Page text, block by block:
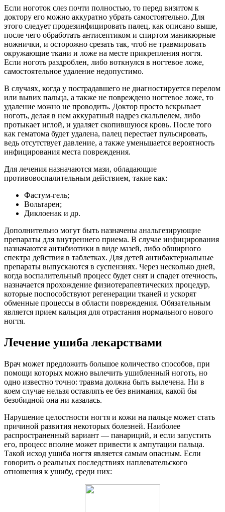
Если ноготок слез почти полностью, то перед визитом к
доктору его можно аккуратно убрать самостоятельно. Для
этого следует продезинфицировать палец, как описано выше,
после чего обработать антисептиком и спиртом маникюрные
ножнички, и осторожно срезать так, чтоб не травмировать
окружающие ткани и ложе на месте прикрепления ногтя.
Если ноготь раздроблен, либо воткнулся в ногтевое ложе,
самостоятельное удаление недопустимо.
В случаях, когда у пострадавшего не диагностируется перелом
или вывих пальца, а также не повреждено ногтевое ложе, то
удаление можно не проводить. Доктор просто вскрывает
ноготь, делая в нем аккуратный надрез скальпелем, либо
протыкает иглой, и удаляет скопившуюся кровь. После того
как гематома будет удалена, палец перестает пульсировать,
ведь отсутствует давление, а также уменьшается вероятность
инфицирования места повреждения.
Для лечения назначаются мази, обладающие
противовоспалительным действием, такие как:
Фастум-гель;
Вольтарен;
Диклоенак и др.
Дополнительно могут быть назначены анальгезирующие
препараты для внутреннего приема. В случае инфицирования
назначаются антибиотики в виде мазей, либо обширного
спектра действия в таблетках. Для детей антибактериальные
препараты выпускаются в суспензиях. Через несколько дней,
когда воспалительный процесс будет снят и спадет отечность,
назначается прохождение физиотерапевтических процедур,
которые поспособствуют регенерации тканей и ускорят
обменные процессы в области повреждения. Обязательным
является прием кальция для отрастания нормального нового
ногтя.
Лечение ушиба лекарствами
Врач может предложить большое количество способов, при
помощи которых можно вылечить ушибленный ноготь, но
одно известно точно: травма должна быть вылечена. Ни в
коем случае нельзя оставлять ее без внимания, какой бы
безобидной она ни казалась.
Нарушение целостности ногтя и кожи на пальце может стать
причиной развития некоторых болезней. Наиболее
распространенный вариант — панариций, и если запустить
его, процесс вполне может привести к ампутации пальца.
Такой исход ушиба ногтя является самым опасным. Если
говорить о реальных последствиях наплевательского
отношения к ушибу, среди них: